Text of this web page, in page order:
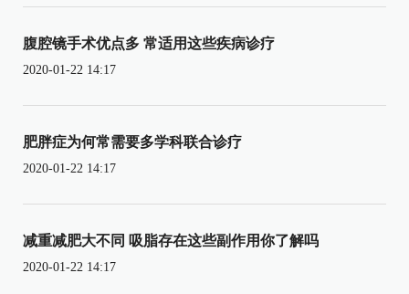
腹腔镜手术优点多 常适用这些疾病诊疗
2020-01-22 14:17
肥胖症为何常需要多学科联合诊疗
2020-01-22 14:17
减重减肥大不同 吸脂存在这些副作用你了解吗
2020-01-22 14:17